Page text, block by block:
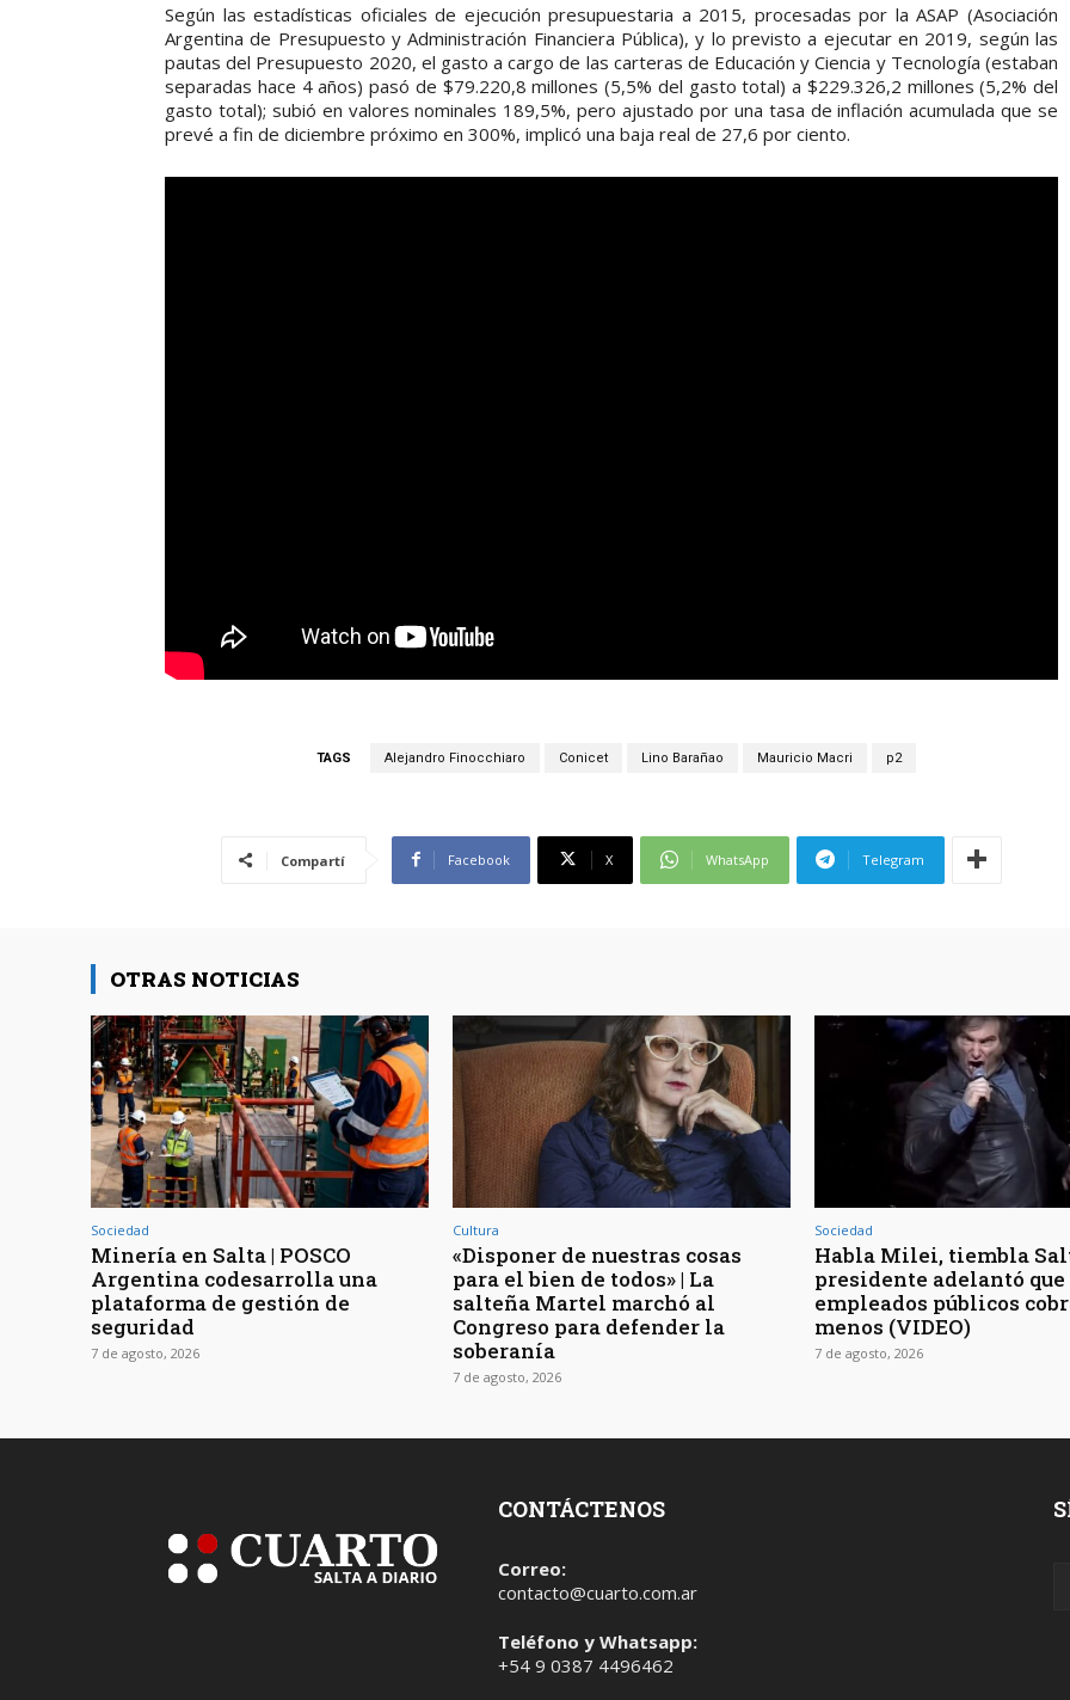
Según las estadísticas oficiales de ejecución presupuestaria a 2015, procesadas por la ASAP (Asociación
Argentina de Presupuesto y Administración Financiera Pública), y lo previsto a ejecutar en 2019, según las
pautas del Presupuesto 2020, el gasto a cargo de las carteras de Educación y Ciencia y Tecnología (estaban
separadas hace 4 años) pasó de $79.220,8 millones (5,5% del gasto total) a $229.326,2 millones (5,2% del
gasto total); subió en valores nominales 189,5%, pero ajustado por una tasa de inflación acumulada que se
prevé a fin de diciembre próximo en 300%, implicó una baja real de 27,6 por ciento.
TAGS Alejandro Finocchiaro Conicet Lino Barañao Mauricio Macri p2
Compartí Facebook X WhatsApp Telegram
OTRAS NOTICIAS
Sociedad
Minería en Salta | POSCO
Argentina codesarrolla una
plataforma de gestión de
seguridad
7 de agosto, 2026
Cultura
«Disponer de nuestras cosas
para el bien de todos» | La
salteña Martel marchó al
Congreso para defender la
soberanía
7 de agosto, 2026
Sociedad
Habla Milei, tiembla
presidente adelantó que
empleados públicos
menos (VIDEO)
7 de agosto, 2026
CONTÁCTENOS
Correo:
contacto@cuarto.com.ar
Teléfono y Whatsapp:
+54 9 0387 4496462